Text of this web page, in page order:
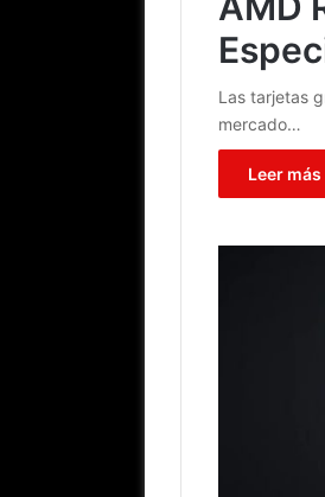
Las tarjetas
mercado…
Leer más